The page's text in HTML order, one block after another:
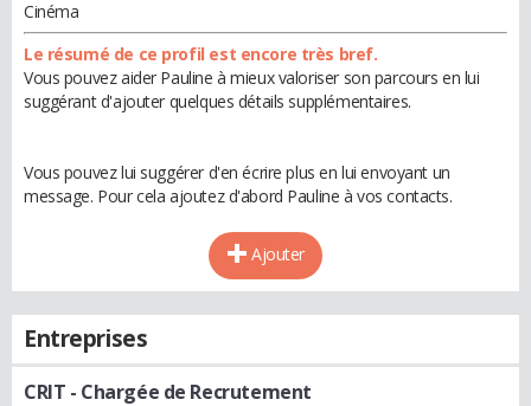
Cinéma
Le résumé de ce profil est encore très bref.
Vous pouvez aider Pauline à mieux valoriser son parcours en lui
suggérant d'ajouter quelques détails supplémentaires.
Vous pouvez lui suggérer d'en écrire plus en lui envoyant un
message. Pour cela ajoutez d'abord Pauline à vos contacts.
Ajouter
Entreprises
CRIT - Chargée de Recrutement